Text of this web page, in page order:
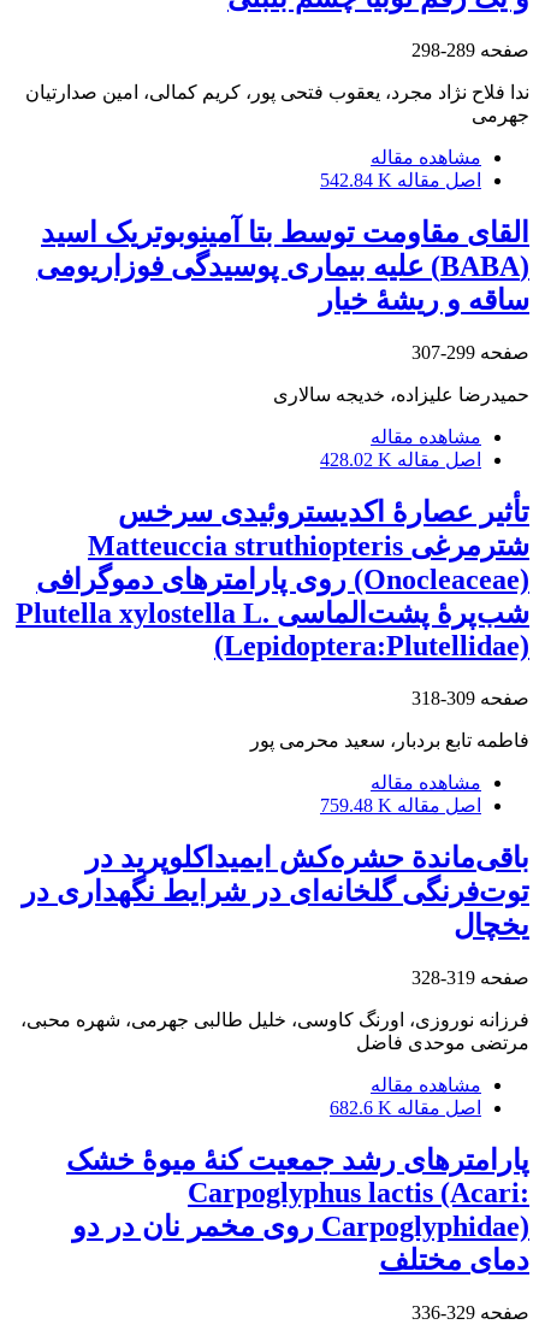
صفحه 289-298
ندا فلاح نژاد مجرد، یعقوب فتحی پور، کریم کمالی، امین صدارتیان
جهرمی
مشاهده مقاله
اصل مقاله 542.84 K
القای مقاومت توسط بتا آمینوبوتریک اسید
(BABA) علیه بیماری پوسیدگی فوزاریومی
ساقه و ریشۀ خیار
صفحه 299-307
حمیدرضا علیزاده، خدیجه سالاری
مشاهده مقاله
اصل مقاله 428.02 K
تأثیر عصارۀ اکدیستروئیدی سرخس
شترمرغی Matteuccia struthiopteris
(Onocleaceae) روی پارامتر‌های دموگرافی
شب‌پرۀ پشت‌الماسی Plutella xylostella L.
(Lepidoptera:Plutellidae)
صفحه 309-318
فاطمه تابع بردبار، سعید محرمی پور
مشاهده مقاله
اصل مقاله 759.48 K
باقی‌ماندة حشره‌کش ایمیداکلوپرید در
توت‌فرنگی گلخانه‌ای در شرایط نگهداری در
یخچال
صفحه 319-328
فرزانه نوروزی، اورنگ کاوسی، خلیل طالبی جهرمی، شهره محبی،
مرتضی موحدی فاضل
مشاهده مقاله
اصل مقاله 682.6 K
پارامترهای رشد جمعیت کنۀ میوۀ خشک
Carpoglyphus lactis (Acari:
Carpoglyphidae) روی مخمر نان در دو
دمای مختلف
صفحه 329-336